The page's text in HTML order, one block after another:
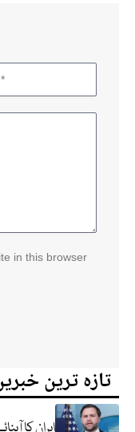
in this browser
تازہ ترین